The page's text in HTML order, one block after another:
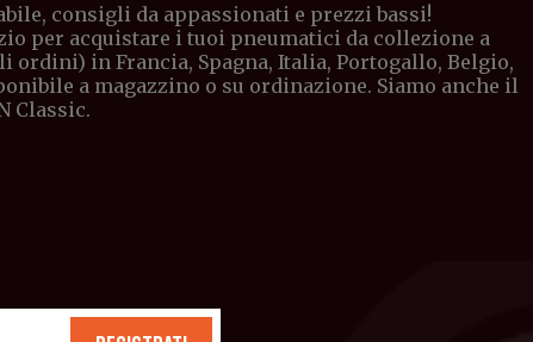
consigli da appassionati e prezzi bassi!
per acquistare i tuoi pneumatici da collezione a
ordini) in Francia, Spagna, Italia, Portogallo, Belgio,
a magazzino o su ordinazione. Siamo anche il
Classic.